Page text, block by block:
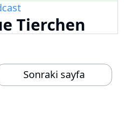
Tierchen
Sonraki sayfa